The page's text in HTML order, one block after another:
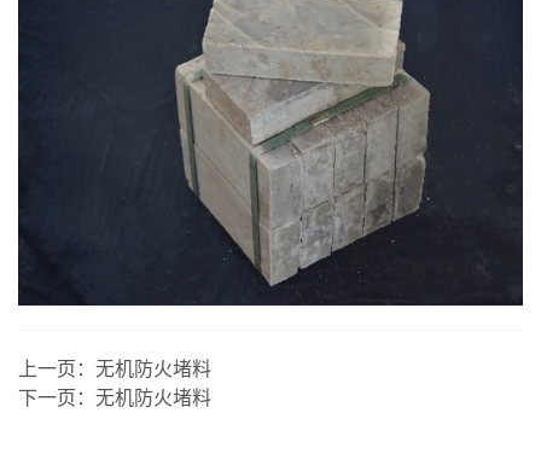
上一页： 无机防火堵料
下一页： 无机防火堵料